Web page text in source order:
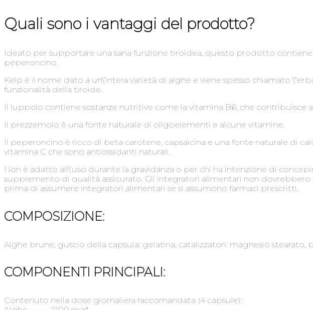
Quali sono i vantaggi del prodotto?
Ideato per supportare una sana funzione tiroidea, questo prodotto
peperoncino.
Kelp è il nome dato a un\’intera varietà di alghe e viene spesso chiamato
funzionalità della tiroide.
Il luppolo contiene sostanze nutritive come la vitamina B6, che contribuisce
Il prezzemolo è una fonte naturale di oligoelementi e alcune vitamine.
Il peperoncino è ricco di beta carotene, capsaicina e una fonte naturale di
vitamina C che sono antiossidanti naturali.
Non è adatto all\’uso durante la gravidanza o per chi ha intenzione di
supplemento di qualità assicurato. Gli integratori alimentari non
prima di assumere integratori alimentari se si assumono farmaci prescritti.
COMPOSIZIONE:
Alghe brune, guscio della capsula: gelatina, catalizzatori: magnesio stearato,
COMPONENTI PRINCIPALI:
Contenuto nella dose giornaliera raccomandata (4 capsule):